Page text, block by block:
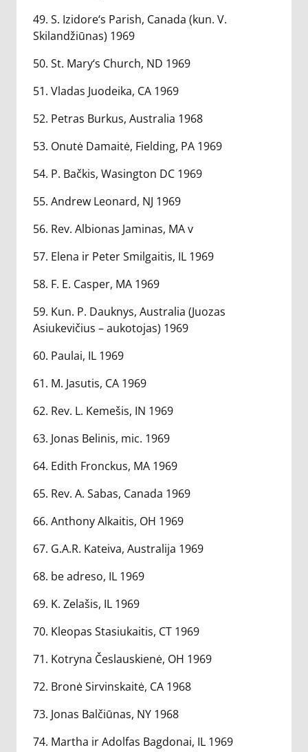
49. S. Izidore‘s Parish, Canada (kun. V.
Skilandžiūnas) 1969
50. St. Mary‘s Church, ND 1969
51. Vladas Juodeika, CA 1969
52. Petras Burkus, Australia 1968
53. Onutė Damaitė, Fielding, PA 1969
54. P. Bačkis, Wasington DC 1969
55. Andrew Leonard, NJ 1969
56. Rev. Albionas Jaminas, MA v
57. Elena ir Peter Smilgaitis, IL 1969
58. F. E. Casper, MA 1969
59. Kun. P. Dauknys, Australia (Juozas
Asiukevičius – aukotojas) 1969
60. Paulai, IL 1969
61. M. Jasutis, CA 1969
62. Rev. L. Kemešis, IN 1969
63. Jonas Belinis, mic. 1969
64. Edith Fronckus, MA 1969
65. Rev. A. Sabas, Canada 1969
66. Anthony Alkaitis, OH 1969
67. G.A.R. Kateiva, Australija 1969
68. be adreso, IL 1969
69. K. Zelašis, IL 1969
70. Kleopas Stasiukaitis, CT 1969
71. Kotryna Česlauskienė, OH 1969
72. Bronė Sirvinskaitė, CA 1968
73. Jonas Balčiūnas, NY 1968
74. Martha ir Adolfas Bagdonai, IL 1969